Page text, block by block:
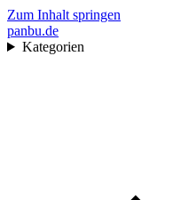
Zum Inhalt springen
panbu.de
Kategorien